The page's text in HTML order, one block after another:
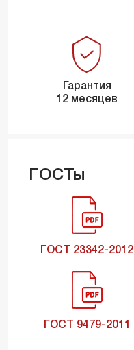
Гарантия
12 месяцев
ГОСТы
ГОСТ 23342-2012
ГОСТ 9479-2011